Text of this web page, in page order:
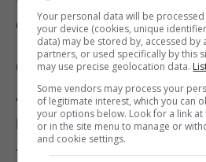
cosmetici: non vanno
Cestinare un
Assolutamente no, si
lo si usa anche se
tempo prima.
Your personal data will be
your device (cookies, unique
data) may be stored by, accessed by
partners, or used specifically by this
may use precise geolocation data.
Some vendors may process your
of legitimate interest, which you can
your options below. Look for a link
or in the site menu to manage or
and cookie settings.